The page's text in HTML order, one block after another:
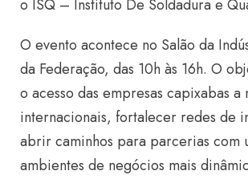
o ISQ – Instituto De Soldadura e
O evento acontece no Salão da
da Federação, das 10h às 16h. O
o acesso das empresas capixabas a
internacionais, fortalecer redes de
abrir caminhos para parcerias com
ambientes de negócios mais